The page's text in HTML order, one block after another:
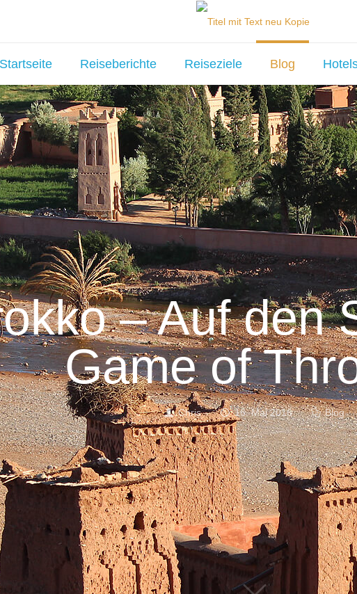
Startseite Reiseberichte Reiseziele Blog
– Auf den
Game of
Chris 16. Mai 2016 Blog